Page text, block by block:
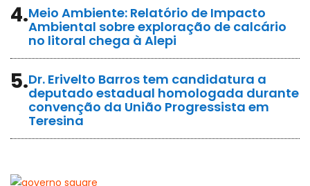
4.Meio Ambiente: Relatório de Impacto
Ambiental sobre exploração de calcário
no litoral chega à Alepi
5.Dr. Erivelto Barros tem candidatura a
deputado estadual homologada durante
convenção da União Progressista em
Teresina